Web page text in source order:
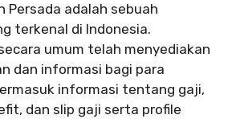
Persada adalah sebuah
terkenal di Indonesia.
umum telah menyediakan
dan informasi bagi para
informasi tentang gaji,
dan slip gaji serta profile